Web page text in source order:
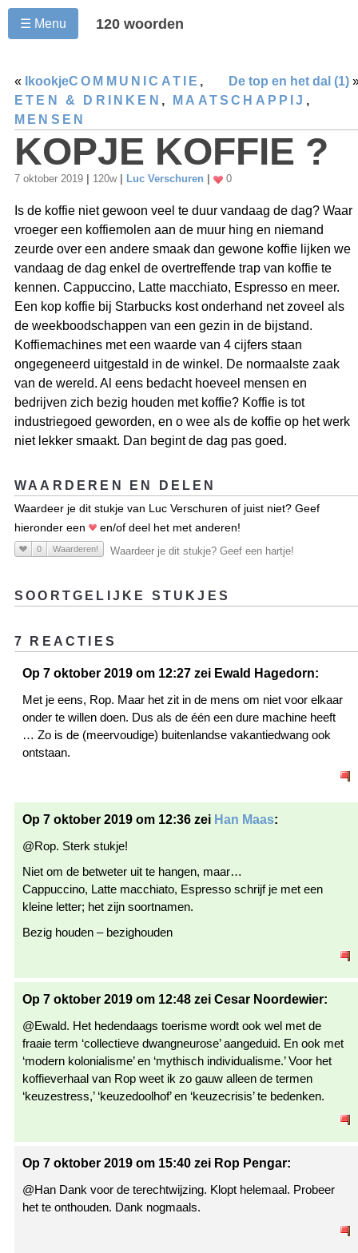
☰ Menu 120 woorden
« Ikookje De top en het dal (1)
COMMUNICATIE ,
ETEN & DRINKEN , MAATSCHAPPIJ ,
MENSEN
KOPJE KOFFIE ?
7 oktober 2019 120w Luc Verschuren 0
Is de koffie niet gewoon veel te duur vandaag de dag? Waar
vroeger een koffiemolen aan de muur hing en niemand
zeurde over een andere smaak dan gewone koffie lijken we
vandaag de dag enkel de overtreffende trap van koffie te
kennen. Cappuccino, Latte macchiato, Espresso en meer.
Een kop koffie bij Starbucks kost onderhand net zoveel als
de weekboodschappen van een gezin in de bijstand.
Koffiemachines met een waarde van 4 cijfers staan
ongegeneerd uitgestald in de winkel. De normaalste zaak
van de wereld. Al eens bedacht hoeveel mensen en
bedrijven zich bezig houden met koffie? Koffie is tot
industriegoed geworden, en o wee als de koffie op het werk
niet lekker smaakt. Dan begint de dag pas goed.
WAARDEREN EN DELEN
Waardeer je dit stukje van Luc Verschuren of juist niet? Geef
hieronder een
en/of deel het met anderen!
0 Waarderen! Waardeer je dit stukje? Geef een hartje!
SOORTGELIJKE STUKJES
7 REACTIES
Op 7 oktober 2019 om 12:27 zei Ewald Hagedorn:
Met je eens, Rop. Maar het zit in de mens om niet voor elkaar
onder te willen doen. Dus als de één een dure machine heeft
… Zo is de (meervoudige) buitenlandse vakantiedwang ook
ontstaan.
Op 7 oktober 2019 om 12:36 zei Han Maas:
@Rop. Sterk stukje!
Niet om de betweter uit te hangen, maar…
Cappuccino, Latte macchiato, Espresso schrijf je met een
kleine letter; het zijn soortnamen.
Bezig houden – bezighouden
Op 7 oktober 2019 om 12:48 zei Cesar Noordewier:
@Ewald. Het hedendaags toerisme wordt ook wel met de
fraaie term ‘collectieve dwangneurose’ aangeduid. En ook met
‘modern kolonialisme’ en ‘mythisch individualisme.’ Voor het
koffieverhaal van Rop weet ik zo gauw alleen de termen
‘keuzestress,’ ‘keuzedoolhof’ en ‘keuzecrisis’ te bedenken.
Op 7 oktober 2019 om 15:40 zei Rop Pengar:
@Han Dank voor de terechtwijzing. Klopt helemaal. Probeer
het te onthouden. Dank nogmaals.